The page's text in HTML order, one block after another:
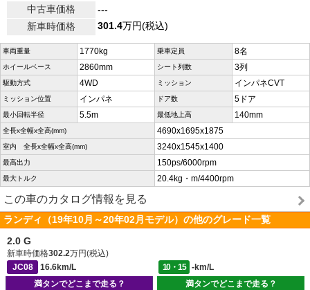
中古車価格
---
新車時価格
301.4万円(税込)
車両重量 1770kg 乗車定員 8名
ホイールベース 2860mm シート列数 3列
駆動方式 4WD ミッション インパネCVT
ミッション位置 インパネ ドア数 5ドア
最小回転半径 5.5m 最低地上高 140mm
全長x全幅x全高(mm) 4690x1695x1875
室内 全長x全幅x全高(mm) 3240x1545x1400
最高出力 150ps/6000rpm
最大トルク 20.4kg・m/4400rpm
この車のカタログ情報を見る
ランディ（19年10月～20年02月モデル）の他のグレード一覧
2.0 G
新車時価格302.2万円(税込)
JC08
16.6km/L 10・15
-km/L
満タンでどこまで走る？
満タンでどこまで走る？